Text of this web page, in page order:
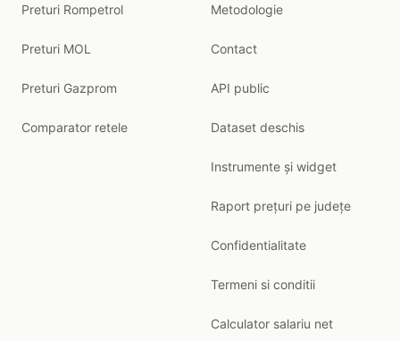
Preturi Rompetrol
Preturi MOL
Preturi Gazprom
Comparator retele
Metodologie
Contact
API public
Dataset deschis
Instrumente și widget
Raport prețuri pe județe
Confidentialitate
Termeni si conditii
Calculator salariu net